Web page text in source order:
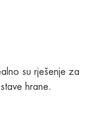
su rješenje za
hrane.